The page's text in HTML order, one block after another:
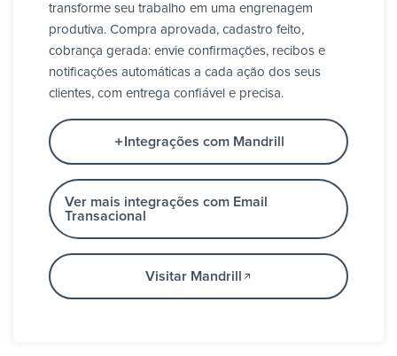
transforme seu trabalho em uma engrenagem
produtiva. Compra aprovada, cadastro feito,
cobrança gerada: envie confirmações, recibos e
notificações automáticas a cada ação dos seus
clientes, com entrega confiável e precisa.
Integrações com Mandrill
Ver mais integrações com Email
Transacional
Visitar Mandrill